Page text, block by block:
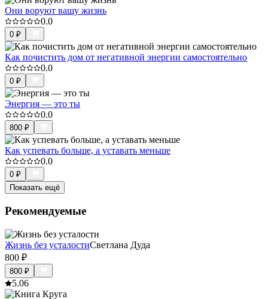
Они воруют вашу жизнь
0.0
0 ₽
Как почистить дом от негативной энергии самостоятельно
0.0
0 ₽
Энергия — это ты
0.0
800 ₽
Как успевать больше, а уставать меньше
0.0
0 ₽
Показать ещё
Рекомендуемые
Жизнь без усталостиСветлана Дуда
800 ₽
800 ₽
5.06